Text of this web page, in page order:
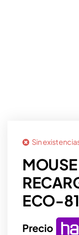
Sin
ECO-
Precio